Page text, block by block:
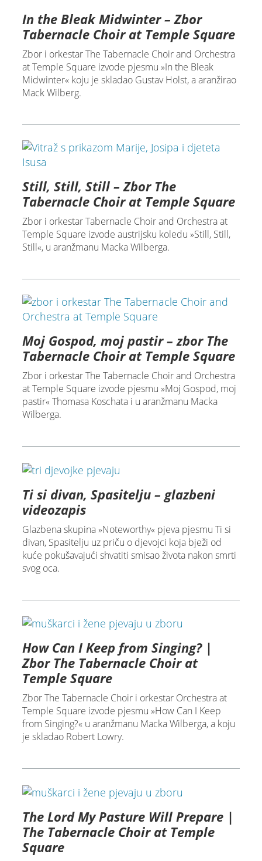
In the Bleak Midwinter – Zbor
Tabernacle Choir at Temple Square
Zbor i orkestar The Tabernacle Choir and Orchestra
at Temple Square izvode pjesmu »In the Bleak
Midwinter« koju je skladao Gustav Holst, a aranžirao
Mack Wilberg.
Still, Still, Still – Zbor The
Tabernacle Choir at Temple Square
Zbor i orkestar Tabernacle Choir and Orchestra at
Temple Square izvode austrijsku koledu »Still, Still,
Still«, u aranžmanu Macka Wilberga.
Moj Gospod, moj pastir – zbor The
Tabernacle Choir at Temple Square
Zbor i orkestar The Tabernacle Choir and Orchestra
at Temple Square izvode pjesmu »Moj Gospod, moj
pastir« Thomasa Koschata i u aranžmanu Macka
Wilberga.
Ti si divan, Spasitelju – glazbeni
videozapis
Glazbena skupina »Noteworthy« pjeva pjesmu Ti si
divan, Spasitelju uz priču o djevojci koja bježi od
kuće pokušavajući shvatiti smisao života nakon smrti
svog oca.
How Can I Keep from Singing? |
Zbor The Tabernacle Choir at
Temple Square
Zbor The Tabernacle Choir i orkestar Orchestra at
Temple Square izvode pjesmu »How Can I Keep
from Singing?« u aranžmanu Macka Wilberga, a koju
je skladao Robert Lowry.
The Lord My Pasture Will Prepare |
The Tabernacle Choir at Temple
Square